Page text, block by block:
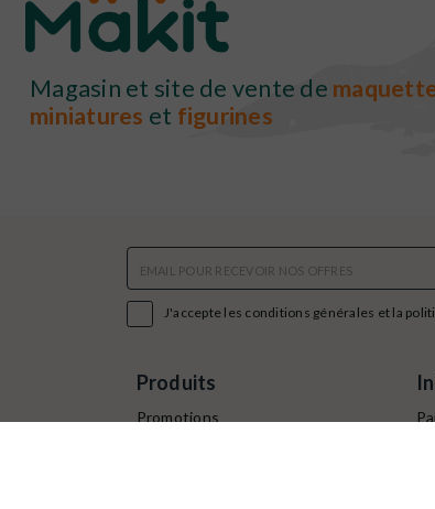
Magasin et site de vente de
miniatures et figurines
J'accepte les conditions générales et la
Produits
Promotions